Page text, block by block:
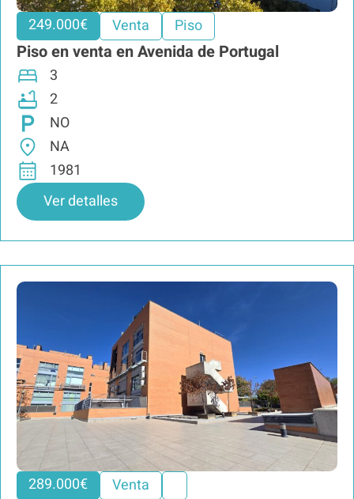
249.000€ Venta Piso
Piso en venta en Avenida de Portugal
3
2
NO
NA
1981
Ver detalles
289.000€ Venta